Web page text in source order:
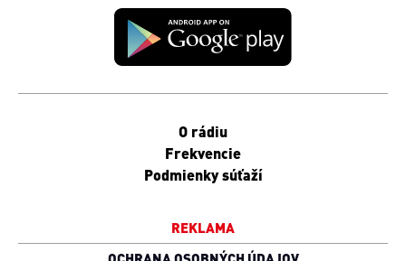
O rádiu
Frekvencie
Podmienky súťaží
REKLAMA